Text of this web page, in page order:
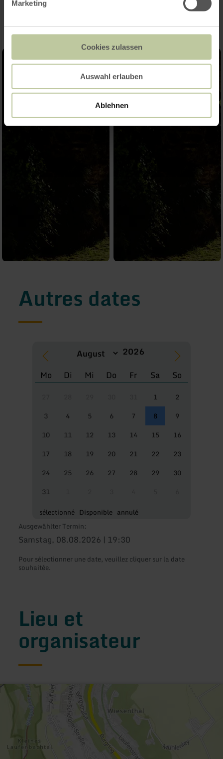
Marketing
Cookies zulassen
Auswahl erlauben
Ablehnen
Autres dates
Mo Di Mi Do Fr Sa So
1
2
3
4 5 6 7 8
9
10
11 12 13 14 15
16
17
18 19 20 21 22
23
24
25 26 27 28 29
30
31
sélectionné Disponible annulé
Ausgewählter Termin:
Samstag, 08.08.2026 | 19:30
Pour sélectionner une date, veuillez cliquer sur la date
souhaitée.
Lieu et
organisateur